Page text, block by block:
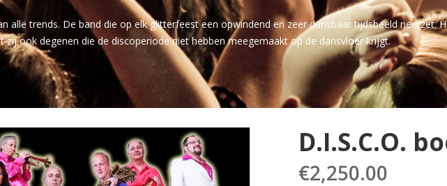
alle trends. De band die op elk glitterfeest een opwindend en zeer dansbaar tijdsbeeld neerzet.
zij ook degenen die de discoperiode niet hebben meegemaakt op de dansvloer krijgt.
D.I.S.C.O.
€2,250.00